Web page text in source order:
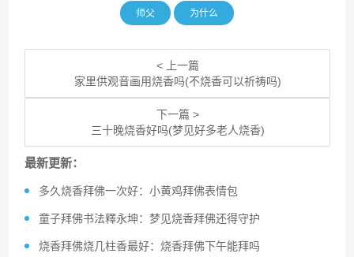
师父 为什么
< 上一篇
家里供观音画用烧香吗(不烧香可以祈祷吗)
下一篇 >
三十晚烧香好吗(梦见好多老人烧香)
最新更新：
多久烧香拜佛一次好：小黄鸡拜佛表情包
童子拜佛书法釋永坤：梦见烧香拜佛还得守护
烧香拜佛烧几柱香最好：烧香拜佛下午能拜吗